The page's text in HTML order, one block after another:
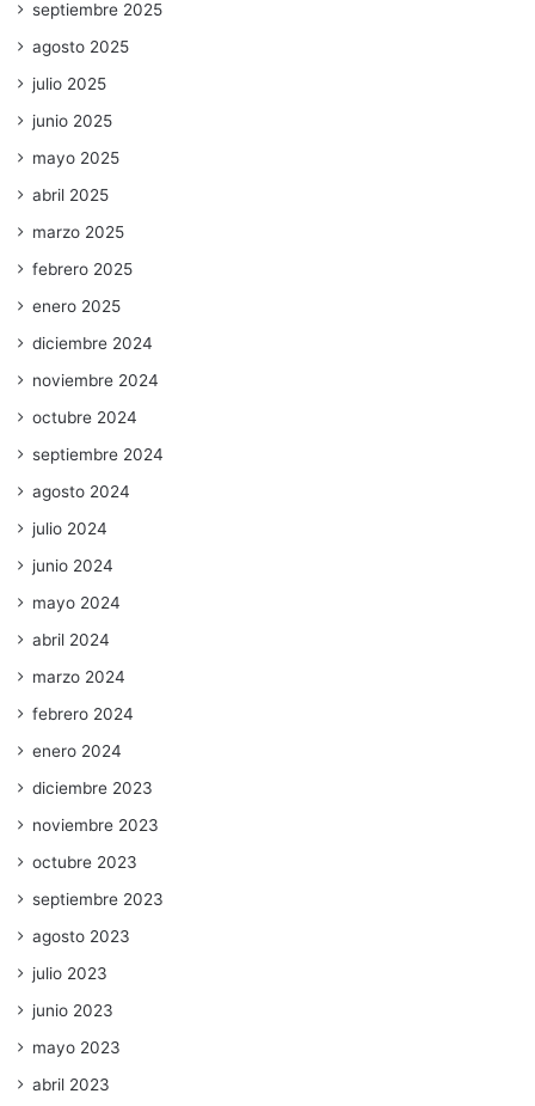
septiembre 2025
agosto 2025
julio 2025
junio 2025
mayo 2025
abril 2025
marzo 2025
febrero 2025
enero 2025
diciembre 2024
noviembre 2024
octubre 2024
septiembre 2024
agosto 2024
julio 2024
junio 2024
mayo 2024
abril 2024
marzo 2024
febrero 2024
enero 2024
diciembre 2023
noviembre 2023
octubre 2023
septiembre 2023
agosto 2023
julio 2023
junio 2023
mayo 2023
abril 2023